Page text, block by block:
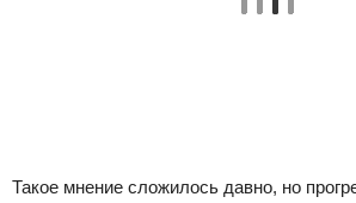
Такое мнение сложилось давно, но